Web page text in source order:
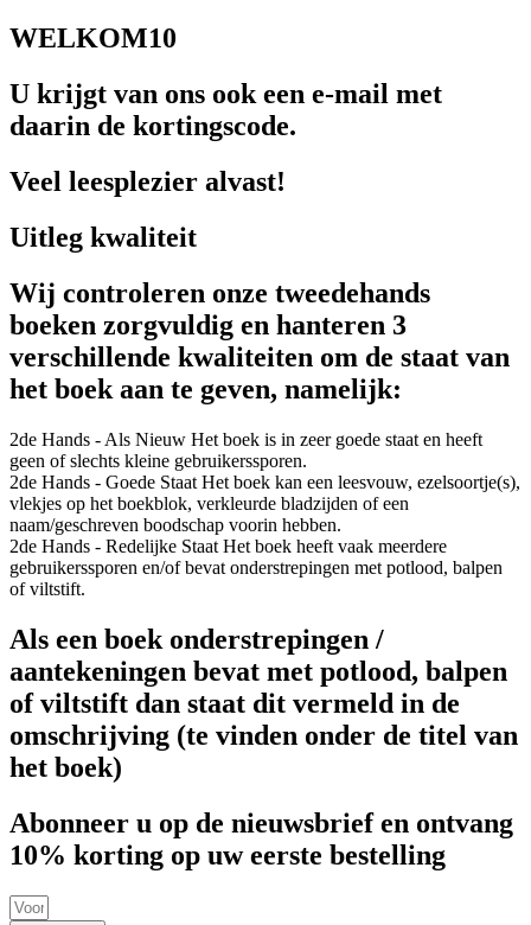
WELKOM10
U krijgt van ons ook een e-mail met
daarin de kortingscode.
Veel leesplezier alvast!
Uitleg kwaliteit
Wij controleren onze tweedehands
boeken zorgvuldig en hanteren 3
verschillende kwaliteiten om de staat van
het boek aan te geven, namelijk:
2de Hands - Als Nieuw Het boek is in zeer goede staat en heeft
geen of slechts kleine gebruikerssporen.
2de Hands - Goede Staat Het boek kan een leesvouw, ezelsoortje(s),
vlekjes op het boekblok, verkleurde bladzijden of een
naam/geschreven boodschap voorin hebben.
2de Hands - Redelijke Staat Het boek heeft vaak meerdere
gebruikerssporen en/of bevat onderstrepingen met potlood, balpen
of viltstift.
Als een boek onderstrepingen /
aantekeningen bevat met potlood, balpen
of viltstift dan staat dit vermeld in de
omschrijving (te vinden onder de titel van
het boek)
Abonneer u op de nieuwsbrief en ontvang
10% korting op uw eerste bestelling